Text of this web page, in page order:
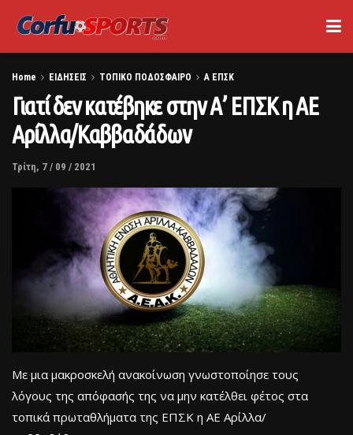
Home ΕΙΔΗΣΕΙΣ ΤΟΠΙΚΟ ΠΟΔΟΣΦΑΙΡΟ Α ΕΠΣΚ
Γιατί δεν κατέβηκε στην Α’ ΕΠΣΚ η ΑΕ
Αρίλλα/Καββαδάδων
Τρίτη, 7 / 09 / 2021
Με μια μακροσκελή ανακοίνωση γνωστοποίησε τους
λόγους της απόφασής της να μην κατέλθει φέτος στα
τοπικά πρωταθλήματα της ΕΠΣΚ η ΑΕ Αρίλλα/